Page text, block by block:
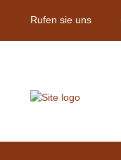
Rufen sie uns